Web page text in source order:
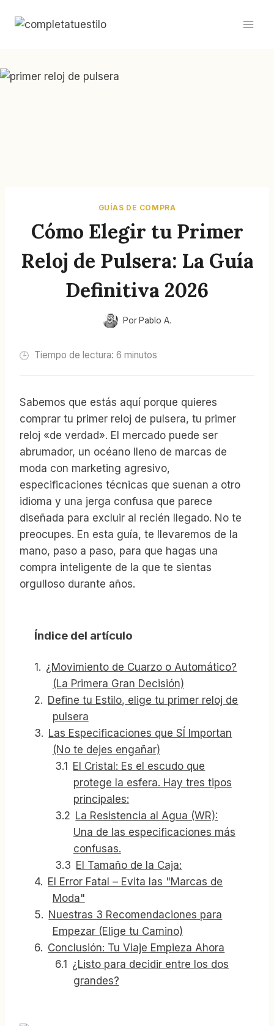
GUÍAS DE COMPRA
Cómo Elegir tu Primer
Reloj de Pulsera: La Guía
Definitiva 2026
Por Pablo A.
Tiempo de lectura: 6 minutos
Sabemos que estás aquí porque quieres
comprar tu primer reloj de pulsera, tu primer
reloj «de verdad». El mercado puede ser
abrumador, un océano lleno de marcas de
moda con marketing agresivo,
especificaciones técnicas que suenan a otro
idioma y una jerga confusa que parece
diseñada para excluir al recién llegado. No te
preocupes. En esta guía, te llevaremos de la
mano, paso a paso, para que hagas una
compra inteligente de la que te sientas
orgulloso durante años.
Índice del artículo
¿Movimiento de Cuarzo o Automático?
(La Primera Gran Decisión)
Define tu Estilo, elige tu primer reloj de
pulsera
Las Especificaciones que SÍ Importan
(No te dejes engañar)
El Cristal: Es el escudo que
protege la esfera. Hay tres tipos
principales:
La Resistencia al Agua (WR):
Una de las especificaciones más
confusas.
El Tamaño de la Caja:
El Error Fatal – Evita las "Marcas de
Moda"
Nuestras 3 Recomendaciones para
Empezar (Elige tu Camino)
Conclusión: Tu Viaje Empieza Ahora
¿Listo para decidir entre los dos
grandes?